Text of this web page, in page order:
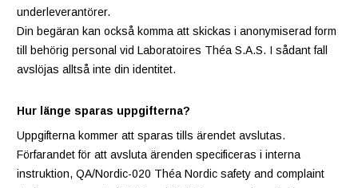
underleverantörer.
Din begäran kan också komma att skickas i anonymiserad form
till behörig personal vid Laboratoires Théa S.A.S. I sådant fall
avslöjas alltså inte din identitet.
Hur länge sparas uppgifterna?
Uppgifterna kommer att sparas tills ärendet avslutas.
Förfarandet för att avsluta ärenden specificeras i interna
instruktion, QA/Nordic-020 Théa Nordic safety and complaint